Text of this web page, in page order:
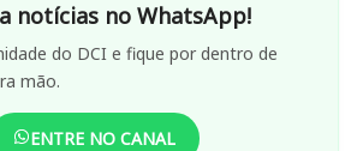
notícias no WhatsApp!
do DCI e fique por dentro de
mão.
ENTRE NO CANAL